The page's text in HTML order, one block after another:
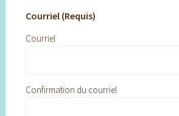
Courriel (Requis)
Courriel
Confirmation du courriel